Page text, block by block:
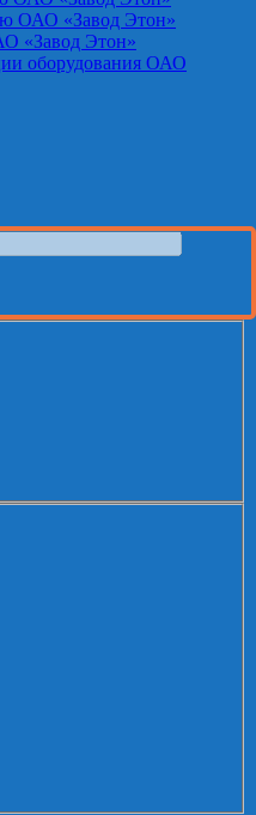
ОАО «Завод Этон»
«Завод Этон»
оборудования ОАО